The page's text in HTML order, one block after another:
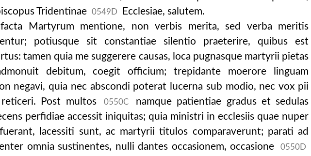
Tridentinae
0549D
Ecclesiae, salutem.
facta Martyrum mentione, non verbis merita, sed verba meritis
potiusque sit constantiae silentio praeterire, quibus est
tamen quia me suggerere causas, loca pugnasque martyrii pietas
debitum, coegit officium; trepidante moerore linguam
negavi, quia nec abscondi poterat lucerna sub modio, nec vox pii
reticeri. Post multos
0550C
namque patientiae gradus et sedulas
perfidiae accessit iniquitas; quia ministri in ecclesiis quae nuper
lacessiti sunt, ac martyrii titulos comparaverunt; parati ad
omnia sustinentes, nulli dantes occasionem, occasione
0550D